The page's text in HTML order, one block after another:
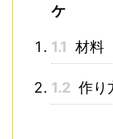
ケ
1.1 材料
1.2 作り